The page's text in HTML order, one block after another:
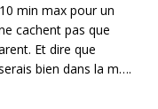
min max pour un
cachent pas que
Et dire que
bien dans la m….